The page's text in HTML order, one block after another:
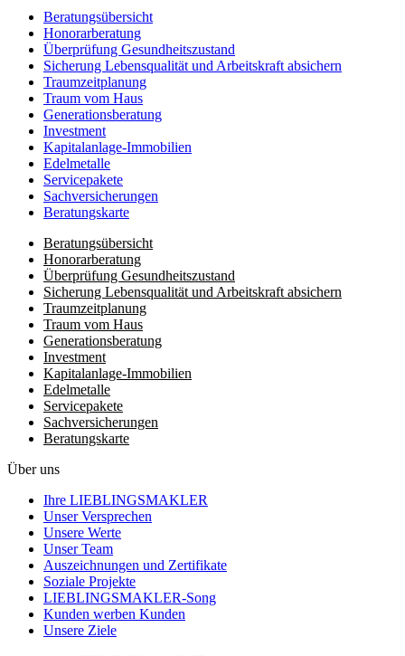
Beratungsübersicht
Honorar­beratung
Überprüfung Gesundheits­zustand
Sicherung Lebensqualität und Arbeitskraft absichern
Traumzeit­planung
Traum vom Haus
Generationsberatung
Investment
Kapitalanlage-Immobilien
Edelmetalle
Servicepakete
Sachversicherungen
Beratungskarte
Beratungsübersicht
Honorar­beratung
Überprüfung Gesundheits­zustand
Sicherung Lebensqualität und Arbeitskraft absichern
Traumzeit­planung
Traum vom Haus
Generationsberatung
Investment
Kapitalanlage-Immobilien
Edelmetalle
Servicepakete
Sachversicherungen
Beratungskarte
Über uns
Ihre LIEBLINGSMAKLER
Unser Versprechen
Unsere Werte
Unser Team
Auszeichnungen und Zertifikate
Soziale Projekte
LIEBLINGSMAKLER-Song
Kunden werben Kunden
Unsere Ziele